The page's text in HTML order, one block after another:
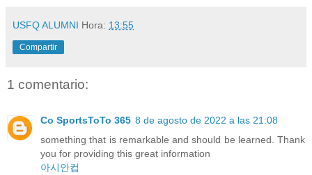
USFQ ALUMNI Hora: 13:55
Compartir
1 comentario:
Co SportsToTo 365 8 de agosto de 2022 a las 21:08
something that is remarkable and should be learned. Thank
you for providing this great information
아시안컵